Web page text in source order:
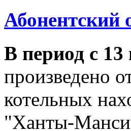
Абонентский
В период с
произведено
котельных
"Ханты-